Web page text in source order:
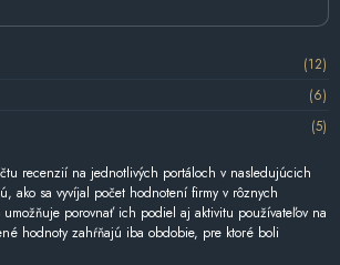
(12)
(6)
(5)
recenzií na jednotlivých portáloch v nasledujúcich
ako sa vyvíjal počet hodnotení firmy v rôznych
porovnať ich podiel aj aktivitu používateľov na
hodnoty zahŕňajú iba obdobie, pre ktoré boli